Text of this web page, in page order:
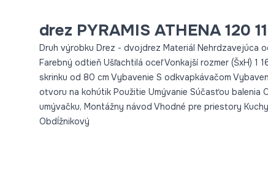
drez PYRAMIS ATHENA 120
Druh výrobku Drez - dvojdrez Materiál Nehrdzavejúca
Farebný odtieň Ušľachtilá oceľ Vonkajší rozmer (ŠxH) 1
skrinku od 80 cm Vybavenie S odkvapkávačom
otvoru na kohútik Použitie Umývanie Súčasťou balenia
umývačku, Montážny návod Vhodné pre priestory
Obdĺžnikový